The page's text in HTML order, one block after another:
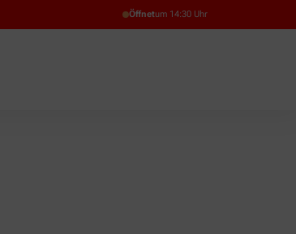
Öffnetum 14:30 Uhr